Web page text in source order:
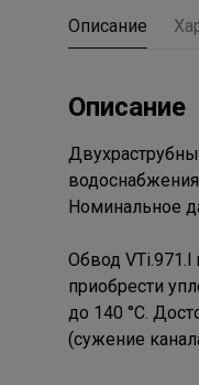
Описание
Описание
Номинальное
Обвод VTi.971.l
приобрести
до 140 °С.
(сужение